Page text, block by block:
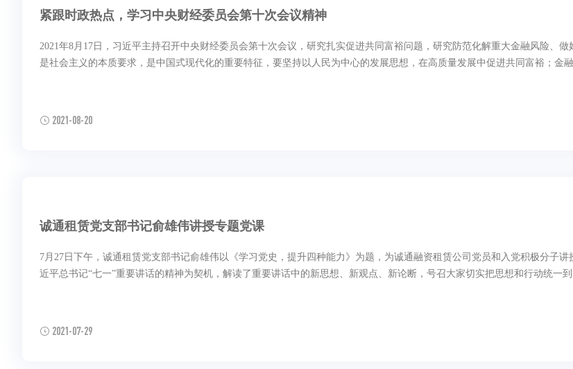
紧跟时政热点，学习中央财经委员会第十次会议精神
2021年8月17日，习近平主持召开中央财经委员会第十次会议，研究扎实促进共同富裕问题，研究防范化解重大金融风险、
是社会主义的本质要求，是中国式现代化的重要特征，要坚持以人民为中心的发展思想，在高质量发展中促进共同富裕；金
2021-08-20
诚通租赁党支部书记俞雄伟讲授专题党课
7月27日下午，诚通租赁党支部书记俞雄伟以《学习党史，提升四种能力》为题，为诚通融资租赁公司党员和入党积极分
近平总书记“七一”重要讲话的精神为契机，解读了重要讲话中的新思想、新观点、新论断，号召大家切实把思想和行动统一
2021-07-29